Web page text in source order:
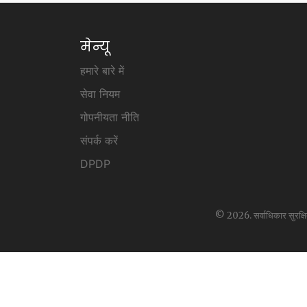
मेन्यू
हमारे बारे में
सेवा नियम
गोपनीयता नीति
संपर्क करें
DPDP
© 2026. सर्वाधिकार